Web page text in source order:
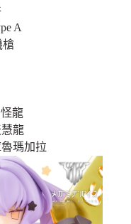
A
槍
龍
龍
瑪加拉